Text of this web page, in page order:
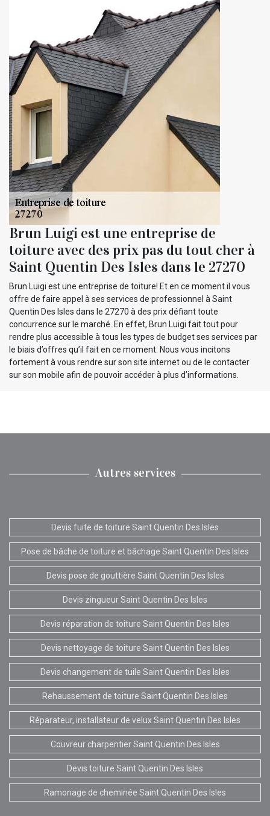
Brun Luigi est une entreprise de
toiture avec des prix pas du tout cher à
Saint Quentin Des Isles dans le 27270
Brun Luigi est une entreprise de toiture! Et en ce moment il vous
offre de faire appel à ses services de professionnel à Saint
Quentin Des Isles dans le 27270 à des prix défiant toute
concurrence sur le marché. En effet, Brun Luigi fait tout pour
rendre plus accessible à tous les types de budget ses services par
le biais d’offres qu’il fait en ce moment. Nous vous incitons
fortement à vous rendre sur son site internet ou de le contacter
sur son mobile afin de pouvoir accéder à plus d’informations.
Autres services
Devis fuite de toiture Saint Quentin Des Isles
Pose de bâche de toiture et bâchage Saint Quentin Des Isles
Devis pose de gouttière Saint Quentin Des Isles
Devis zingueur Saint Quentin Des Isles
Devis réparation de toiture Saint Quentin Des Isles
Devis nettoyage de toiture Saint Quentin Des Isles
Devis changement de tuile Saint Quentin Des Isles
Rehaussement de toiture Saint Quentin Des Isles
Réparateur, installateur de velux Saint Quentin Des Isles
Couvreur charpentier Saint Quentin Des Isles
Devis toiture Saint Quentin Des Isles
Ramonage de cheminée Saint Quentin Des Isles